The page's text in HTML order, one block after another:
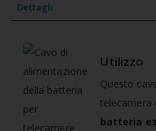
Dettagli
Utilizzo
Questo
telecamera
batteria